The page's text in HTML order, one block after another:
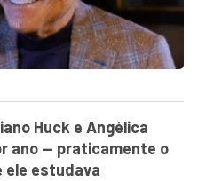
Huck e Angélica
ano — praticamente o
ele estudava